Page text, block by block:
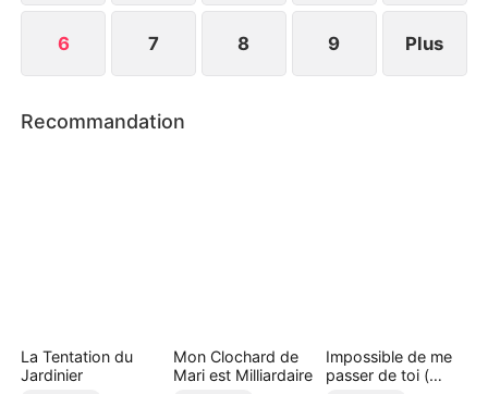
6 7 8 9 Plus
Recommandation
La Tentation du
Jardinier
Mon Clochard de
Mari est Milliardaire
Impossible de me
passer de toi (